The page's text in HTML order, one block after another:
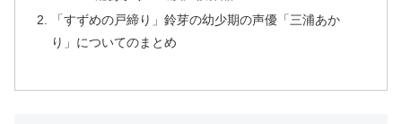
「すずめの戸締り」鈴芽の幼少期の声優「三浦あか
り」についてのまとめ